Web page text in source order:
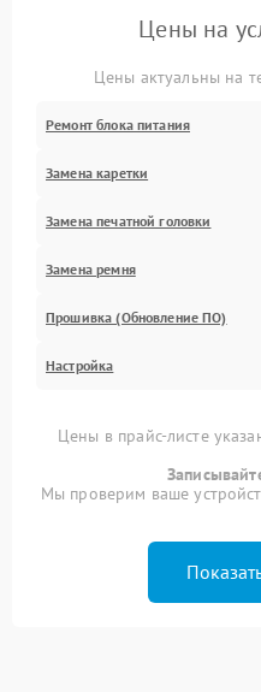
Цены на
Цены актуальны на
Ремонт блока питания
Замена каретки
Замена печатной головки
Замена ремня
Прошивка (Обновление ПО)
Настройка
Цены в прайс-листе
Мы проверим ваше